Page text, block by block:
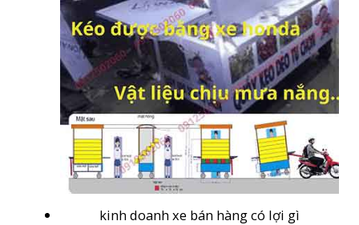
kinh doanh xe bán hàng có lợi gì